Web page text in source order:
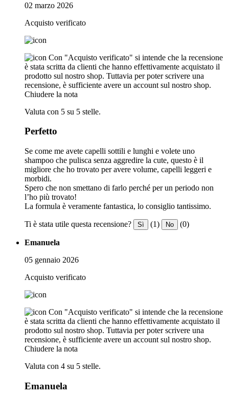
02 marzo 2026
Acquisto verificato
Con "Acquisto verificato" si intende che la recensione
è stata scritta da clienti che hanno effettivamente acquistato il
prodotto sul nostro shop. Tuttavia per poter scrivere una
recensione, è sufficiente avere un account sul nostro shop.
Chiudere la nota
Valuta con 5 su 5 stelle.
Perfetto
Se come me avete capelli sottili e lunghi e volete uno
shampoo che pulisca senza aggredire la cute, questo è il
migliore che ho trovato per avere volume, capelli leggeri e
morbidi.
Spero che non smettano di farlo perché per un periodo non
l’ho più trovato!
La formula è veramente fantastica, lo consiglio tantissimo.
Ti è stata utile questa recensione? Sì (1) No (0)
Emanuela
05 gennaio 2026
Acquisto verificato
Con "Acquisto verificato" si intende che la recensione
è stata scritta da clienti che hanno effettivamente acquistato il
prodotto sul nostro shop. Tuttavia per poter scrivere una
recensione, è sufficiente avere un account sul nostro shop.
Chiudere la nota
Valuta con 4 su 5 stelle.
Emanuela